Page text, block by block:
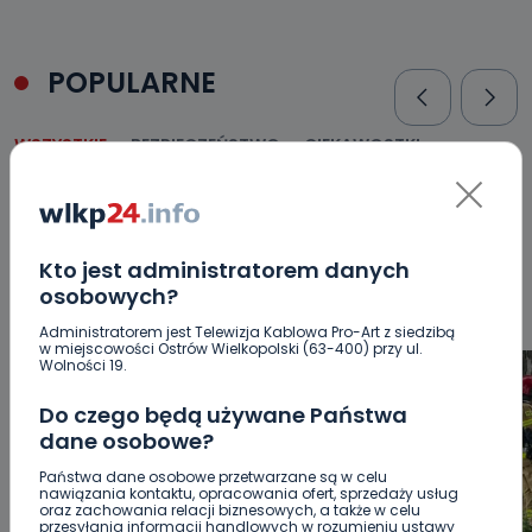
Kto jest administratorem danych
osobowych?
Administratorem jest Telewizja Kablowa Pro-Art z siedzibą
w miejscowości Ostrów Wielkopolski (63-400) przy ul.
Wolności 19.
Do czego będą używane Państwa
dane osobowe?
Państwa dane osobowe przetwarzane są w celu
nawiązania kontaktu, opracowania ofert, sprzedaży usług
oraz zachowania relacji biznesowych, a także w celu
przesyłania informacji handlowych w rozumieniu ustawy
POPULARNE
WSZYSTKIE BEZPIECZEŃSTWO
CIEKAWOSTKI
KORONAWIRUS
KULTURA I ROZRYWKA
NA
SYGNALE
OPINIE POLITYKA
ŚRODOWISKO
WASZE INFO
WSZYSTKICH ŚWIĘTYCH
WYWIADY
ZDROWIE